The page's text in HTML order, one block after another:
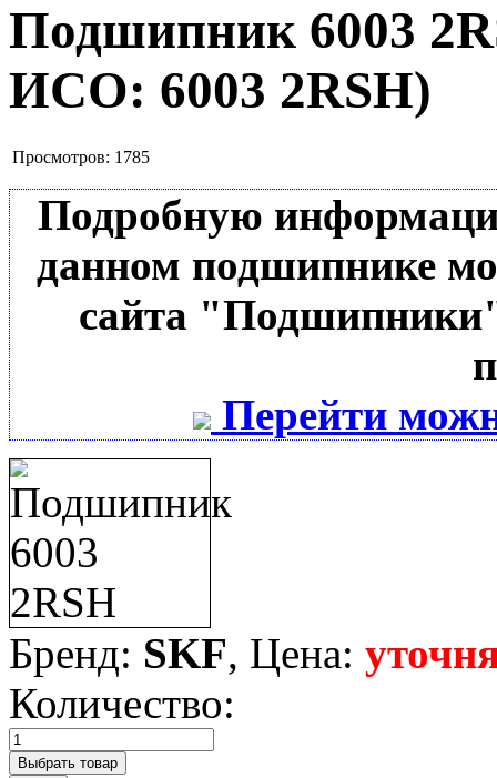
Подшипник 6003
ИСО: 6003 2RSH)
Просмотров: 1785
Подробную
данном подшипнике
сайта
Перейти
Бренд: SKF, Цена:
Количество: